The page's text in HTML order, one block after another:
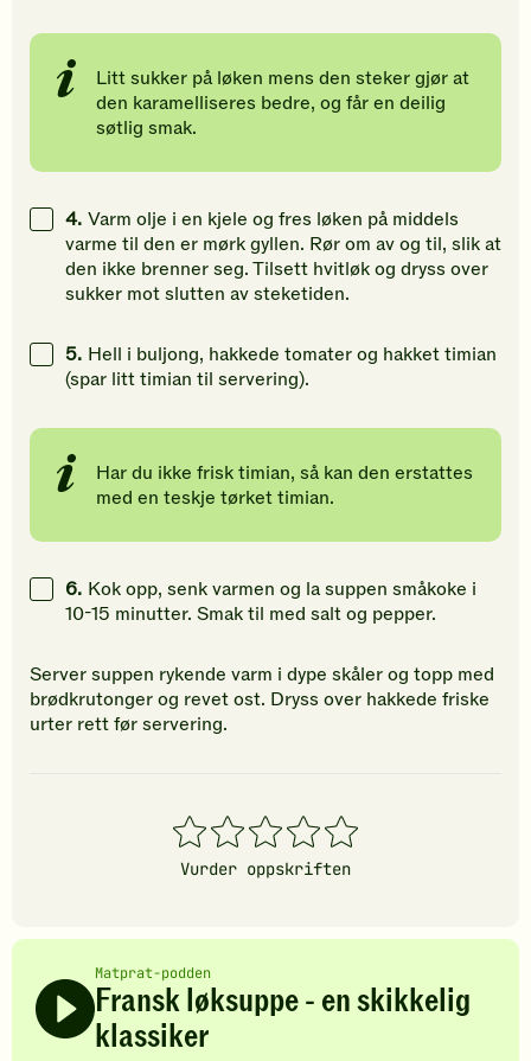
Litt sukker på løken mens den steker gjør at
den karamelliseres bedre, og får en deilig
søtlig smak.
4. Varm olje i en kjele og fres løken på middels
varme til den er mørk gyllen. Rør om av og til, slik at
den ikke brenner seg. Tilsett hvitløk og dryss over
sukker mot slutten av steketiden.
5. Hell i buljong, hakkede tomater og hakket timian
(spar litt timian til servering).
Har du ikke frisk timian, så kan den erstattes
med en teskje tørket timian.
6. Kok opp, senk varmen og la suppen småkoke i
10-15 minutter. Smak til med salt og pepper.
Server suppen rykende varm i dype skåler og topp med
brødkrutonger og revet ost. Dryss over hakkede friske
urter rett før servering.
1
stjerner
2
stjerner
3
stjerner
4
stjerner
5
stjerner
Vurder oppskriften
Matprat-podden
Fransk løksuppe - en skikkelig
klassiker